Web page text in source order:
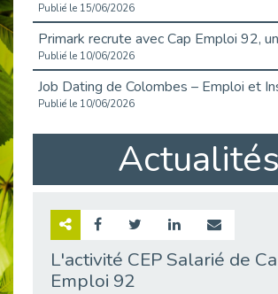
Publié le 15/06/2026
Publié le 10/06/2026
Publié le 10/06/2026
Publié le 09/06/2026Actualités
L'activité CEP Salarié de
Emploi 92